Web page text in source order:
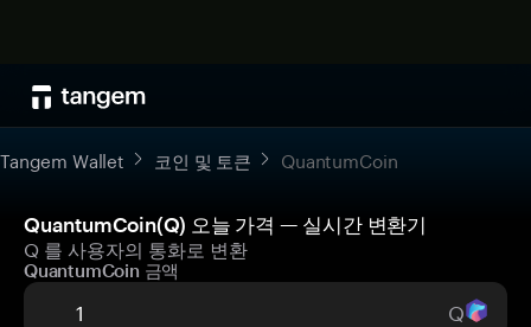
Tangem Wallet 코인 및 토큰 QuantumCoin
QuantumCoin(Q) 오늘 가격 — 실시간 변환기
Q 를 사용자의 통화로 변환
QuantumCoin 금액
Q